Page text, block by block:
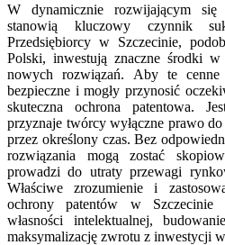
W dynamicznie rozwijającym się
stanowią kluczowy czynnik
Przedsiębiorcy w Szczecinie,
Polski, inwestują znaczne środki
nowych rozwiązań. Aby te
bezpieczne i mogły przynosić
skuteczna ochrona patentowa.
przyznaje twórcy wyłączne prawo
przez określony czas. Bez
rozwiązania mogą zostać
prowadzi do utraty przewagi
Właściwe zrozumienie i
ochrony patentów w Szczecinie
własności intelektualnej,
maksymalizację zwrotu z inwestycji